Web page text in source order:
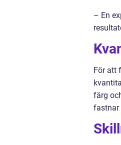
– En
För att
färg
fastnar